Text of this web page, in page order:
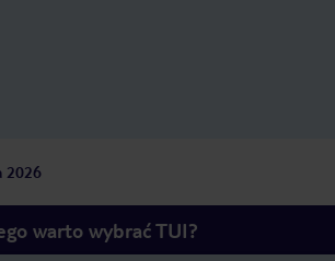
2026
warto wybrać TUI?